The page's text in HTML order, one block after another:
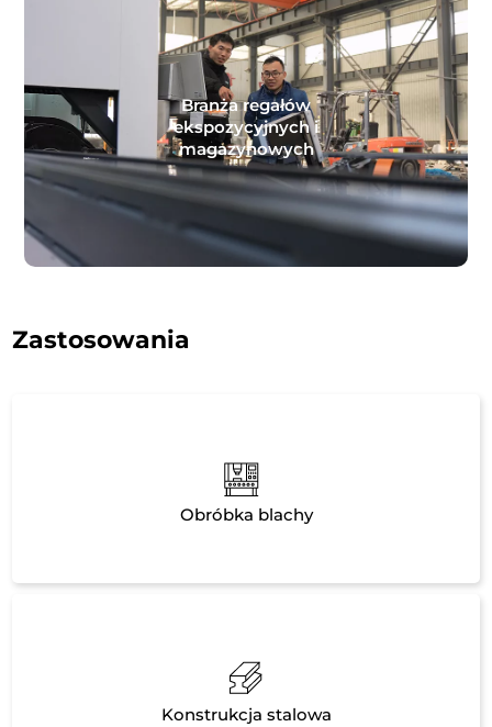
Branża regałów
ekspozycyjnych i
magazynowych
Zastosowania
Obróbka blachy
Konstrukcja stalowa